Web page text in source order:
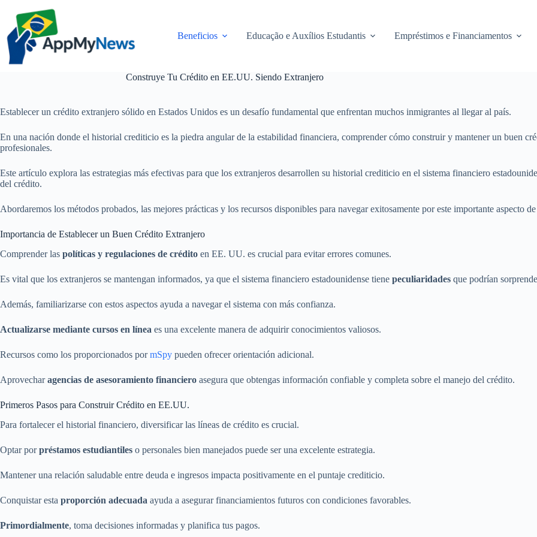
conteúdo
Beneficios Educação e Auxílios Estudantis Empréstimos e Financiamentos
Construye Tu Crédito en EE.UU. Siendo Extranjero
Establecer un crédito extranjero sólido en Estados Unidos es un desafío fundamental que enfrentan muchos inmigrantes al llegar al país.
En una nación donde el historial crediticio es la piedra angular de la estabilidad financiera, comprender cómo construir y mantener un buen
profesionales.
Este artículo explora las estrategias más efectivas para que los extranjeros desarrollen su historial crediticio en el sistema financiero
del crédito.
Abordaremos los métodos probados, las mejores prácticas y los recursos disponibles para navegar exitosamente por este importante aspecto
Importancia de Establecer un Buen Crédito Extranjero
Comprender las políticas y regulaciones de crédito en EE. UU. es crucial para evitar errores comunes.
Es vital que los extranjeros se mantengan informados, ya que el sistema financiero estadounidense tiene peculiaridades que podrían
Además, familiarizarse con estos aspectos ayuda a navegar el sistema con más confianza.
Actualizarse mediante cursos en línea es una excelente manera de adquirir conocimientos valiosos.
Recursos como los proporcionados pormSpy pueden ofrecer orientación adicional.
Aprovecharagencias de asesoramiento financiero asegura que obtengas información confiable y completa sobre el manejo del crédito.
Primeros Pasos para Construir Crédito en EE.UU.
Para fortalecer el historial financiero, diversificar las líneas de crédito es crucial.
Optar porpréstamos estudiantiles o personales bien manejados puede ser una excelente estrategia.
Mantener una relación saludable entre deuda e ingresos impacta positivamente en el puntaje crediticio.
Conquistar esta proporción adecuada ayuda a asegurar financiamientos futuros con condiciones favorables.
Primordialmente, toma decisiones informadas y planifica tus pagos.